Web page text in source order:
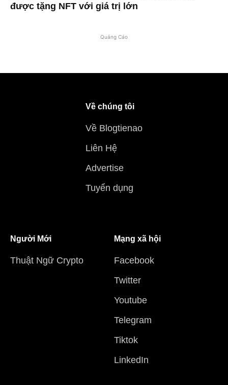
được tặng NFT với giá trị lớn
Quảng Cáo
Về chúng tôi
Về Blogtienao
Liên Hệ
Advertise
Tuyển dụng
Người Mới
Thuật Ngữ Crypto
Mạng xã hội
Facebook
Twitter
Youtube
Telegram
Tiktok
LinkedIn